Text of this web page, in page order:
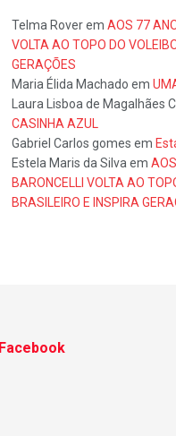
Telma Roverem AOS 77
VOLTA AO TOPO DO
GERAÇÕES
Maria Élida Machado em
Laura Lisboa de Magalhães
CASINHA AZUL
Gabriel Carlos gomes em
Estela Maris da Silvaem
BARONCELLI VOLTA AO
BRASILEIRO E INSPIRA
Facebook